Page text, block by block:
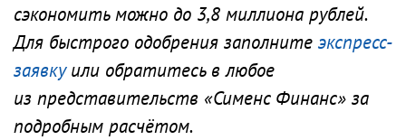
сэкономить можно до 3,8 миллиона рублей.
Для быстрого одобрения заполните экспресс-
заявкуили обратитесь в любое
из представительств «Сименс Финанс» за
подробным расчётом.